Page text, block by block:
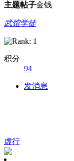
主题帖子金钱
武馆学徒
积分
94
发消息
虚行